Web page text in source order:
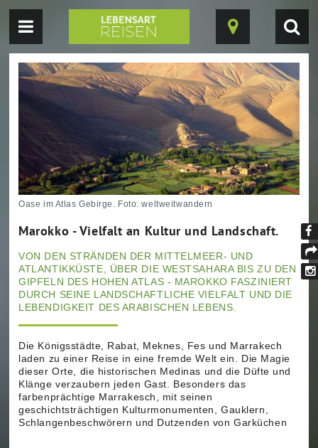
einblenden
Karte
ein-/
Oase im Atlas Gebirge. Foto: weltweitwandern
Marokko - Vielfalt an Kultur und Landschaft.
VON DEN STRÄNDEN DER MITTELMEER- UND
ATLANTIKKÜSTE, ÜBER DIE WESTSAHARA BIS ZU DEN
GIPFELN DES HOHEN ATLAS - MAROKKO FASZINIERT
DURCH SEINE LANDSCHAFTLICHE VIELFALT UND DIE
LEBENDIGKEIT DES ARABISCHEN LEBENS.
Die Königsstädte, Rabat, Meknes, Fes und Marrakech
laden zu einer Reise in eine fremde Welt ein. Die Magie
dieser Orte, die historischen Medinas und die Düfte und
Klänge verzaubern jeden Gast. Besonders das
farbenprächtige Marrakesch, mit seinen
geschichtsträchtigen Kulturmonumenten, Gauklern,
Schlangenbeschwörern und Dutzenden von Garküchen